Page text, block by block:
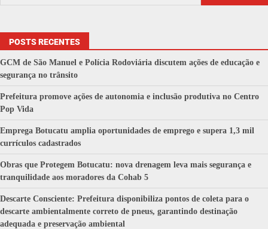
POSTS RECENTES
GCM de São Manuel e Polícia Rodoviária discutem ações de educação e
segurança no trânsito
Prefeitura promove ações de autonomia e inclusão produtiva no Centro
Pop Vida
Emprega Botucatu amplia oportunidades de emprego e supera 1,3 mil
currículos cadastrados
Obras que Protegem Botucatu: nova drenagem leva mais segurança e
tranquilidade aos moradores da Cohab 5
Descarte Consciente: Prefeitura disponibiliza pontos de coleta para o
descarte ambientalmente correto de pneus, garantindo destinação
adequada e preservação ambiental